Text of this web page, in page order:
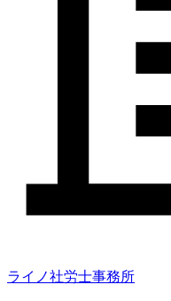
ライノ社労士事務所